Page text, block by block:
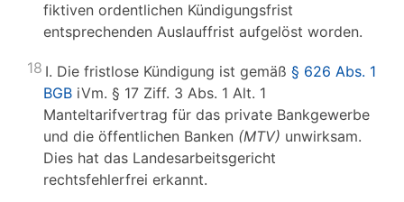
fiktiven ordentlichen Kündigungsfrist
entsprechenden Auslauffrist aufgelöst worden.
18 I. Die fristlose Kündigung ist gemäß § 626 Abs. 1
BGB iVm. § 17 Ziff. 3 Abs. 1 Alt. 1
Manteltarifvertrag für das private Bankgewerbe
und die öffentlichen Banken (MTV) unwirksam.
Dies hat das Landesarbeitsgericht
rechtsfehlerfrei erkannt.